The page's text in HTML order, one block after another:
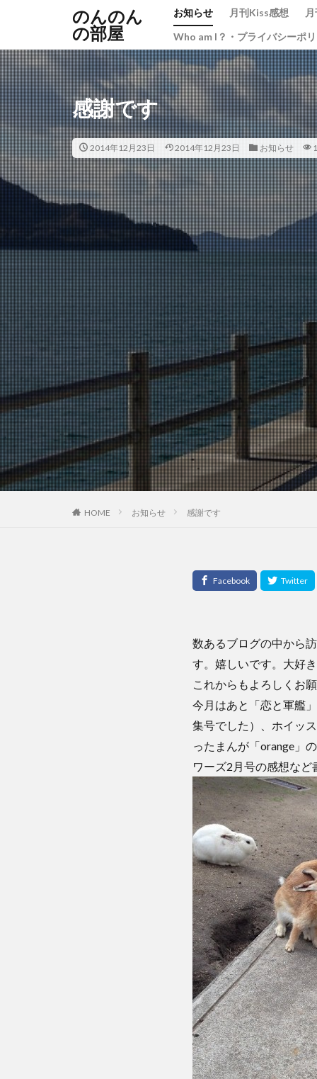
のんのん
の部屋
お知らせ 月刊Kiss感想
Who am I？・プライバシーポ
感謝です
2014年12月23日 2014年12月23日 お知らせ
HOME お知らせ 感謝です
数あるブログの中から
す。嬉しいです。大好
これからもよろしくお
今月はあと「恋と軍艦
集号でした）、ホイッ
ったまんが「orange」
ワーズ2月号の感想な